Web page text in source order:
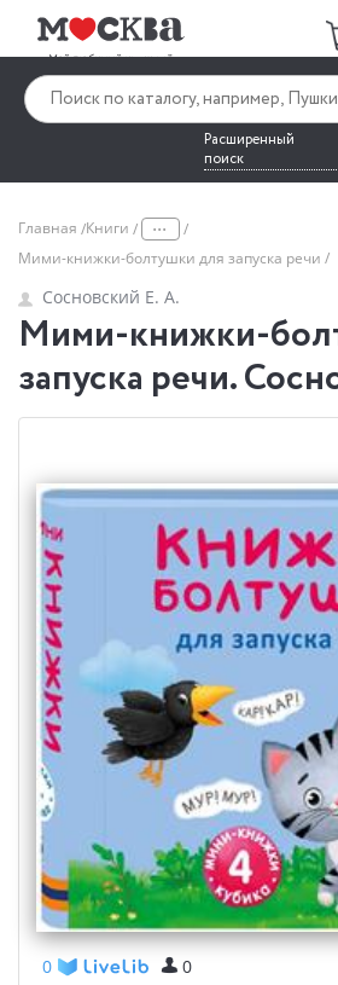
Расширенный
поиск
Главная Книги ...
Мими-книжки-болтушки для запуска речи
Сосновский Е. А.
Мими-книжки-
запуска речи.
0
0